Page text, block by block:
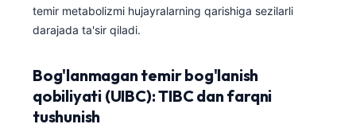
temir metabolizmi hujayralarning qarishiga sezilarli
darajada ta'sir qiladi.
Bog'lanmagan temir bog'lanish
qobiliyati (UIBC): TIBC dan farqni
tushunish